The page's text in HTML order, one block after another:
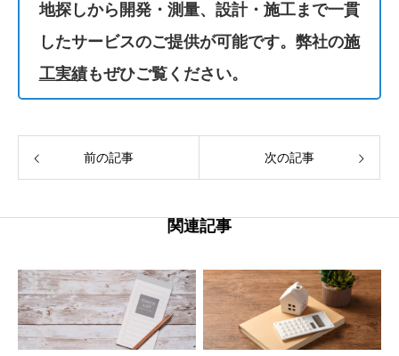
地探しから開発・測量、設計・施工まで一貫
したサービスのご提供が可能です。弊社の施
工実績もぜひご覧ください。
前の記事 次の記事
関連記事